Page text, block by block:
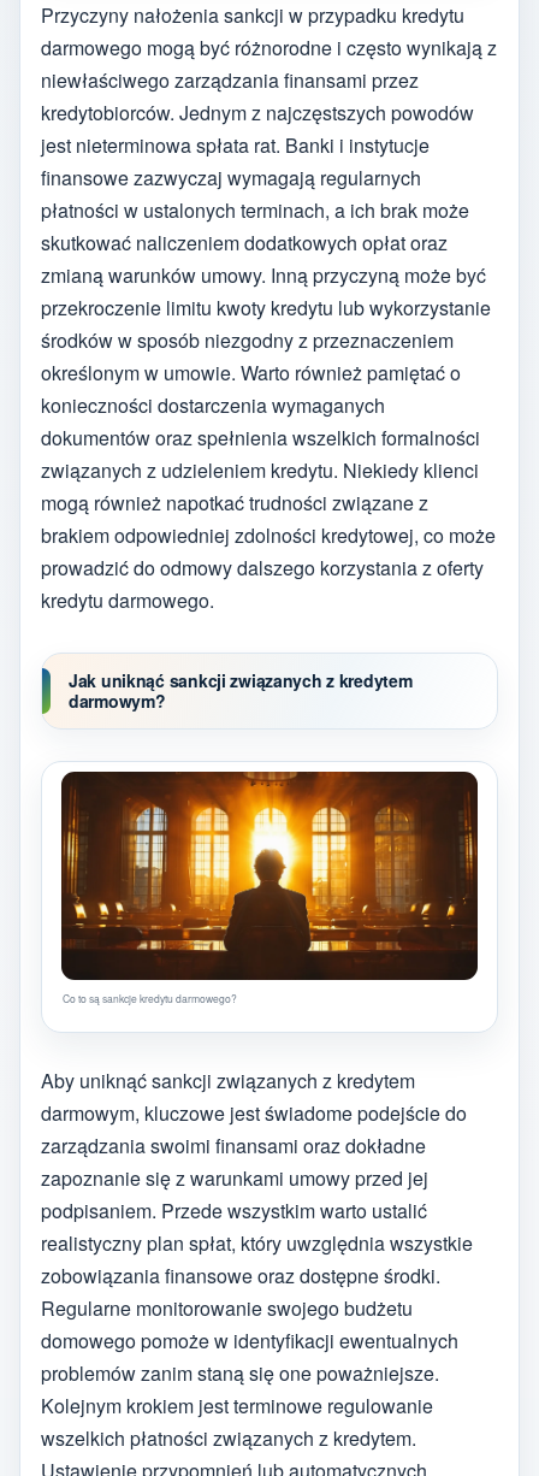
Przyczyny nałożenia sankcji w przypadku kredytu
darmowego mogą być różnorodne i często wynikają z
niewłaściwego zarządzania finansami przez
kredytobiorców. Jednym z najczęstszych powodów
jest nieterminowa spłata rat. Banki i instytucje
finansowe zazwyczaj wymagają regularnych
płatności w ustalonych terminach, a ich brak może
skutkować naliczeniem dodatkowych opłat oraz
zmianą warunków umowy. Inną przyczyną może być
przekroczenie limitu kwoty kredytu lub wykorzystanie
środków w sposób niezgodny z przeznaczeniem
określonym w umowie. Warto również pamiętać o
konieczności dostarczenia wymaganych
dokumentów oraz spełnienia wszelkich formalności
związanych z udzieleniem kredytu. Niekiedy klienci
mogą również napotkać trudności związane z
brakiem odpowiedniej zdolności kredytowej, co może
prowadzić do odmowy dalszego korzystania z oferty
kredytu darmowego.
Jak uniknąć sankcji związanych z kredytem
darmowym?
Co to są sankcje kredytu darmowego?
Aby uniknąć sankcji związanych z kredytem
darmowym, kluczowe jest świadome podejście do
zarządzania swoimi finansami oraz dokładne
zapoznanie się z warunkami umowy przed jej
podpisaniem. Przede wszystkim warto ustalić
realistyczny plan spłat, który uwzględnia wszystkie
zobowiązania finansowe oraz dostępne środki.
Regularne monitorowanie swojego budżetu
domowego pomoże w identyfikacji ewentualnych
problemów zanim staną się one poważniejsze.
Kolejnym krokiem jest terminowe regulowanie
wszelkich płatności związanych z kredytem.